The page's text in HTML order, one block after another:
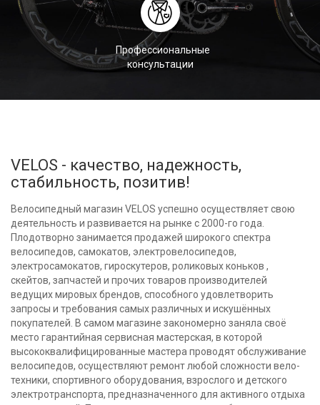
Профессиональные
консультации
VELOS - качество, надежность,
стабильность, позитив!
Велосипедный магазин VELOS успешно осуществляет свою
деятельность и развивается на рынке с 2000-го года.
Плодотворно занимается продажей широкого спектра
велосипедов, самокатов, электровелосипедов,
электросамокатов, гироскутеров, роликовых коньков ,
скейтов, запчастей и прочих товаров производителей
ведущих мировых брендов, способного удовлетворить
запросы и требования самых различных и искушённых
покупателей. В самом магазине закономерно заняла своё
место гарантийная сервисная мастерская, в которой
высококвалифицированные мастера проводят обслуживание
велосипедов, осуществляют ремонт любой сложности вело-
техники, спортивного оборудования, взрослого и детского
электротранспорта, предназначенного для активного отдыха